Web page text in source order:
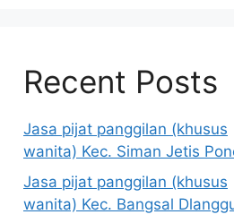
Recent Posts
Jasa pijat panggilan (khusus
wanita) Kec. Siman Jetis
Jasa pijat panggilan (khusus
wanita) Kec. Bangsal